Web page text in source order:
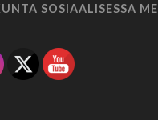
SOSIAALISESSA